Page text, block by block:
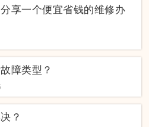
享一个便宜省钱的维修办
障类型？
？